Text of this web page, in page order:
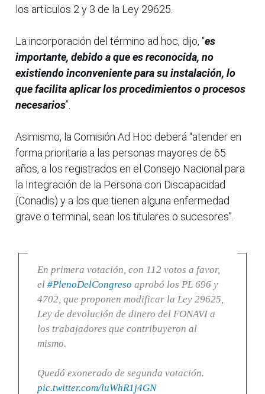
los artículos 2 y 3 de la Ley 29625.
La incorporación del término ad hoc, dijo, “es
importante, debido a que es reconocida, no
existiendo inconveniente para su instalación, lo
que facilita aplicar los procedimientos o procesos
necesarios”.
Asimismo, la Comisión Ad Hoc deberá “atender en
forma prioritaria a las personas mayores de 65
años, a los registrados en el Consejo Nacional para
la Integración de la Persona con Discapacidad
(Conadis) y a los que tienen alguna enfermedad
grave o terminal, sean los titulares o sucesores”.
En primera votación, con 112 votos a favor,
el #PlenoDelCongreso aprobó los PL 696 y
4702, que proponen modificar la Ley 29625,
Ley de devolución de dinero del FONAVI a
los trabajadores que contribuyeron al
mismo.
Quedó exonerado de segunda votación.
pic.twitter.com/luWhR1j4GN